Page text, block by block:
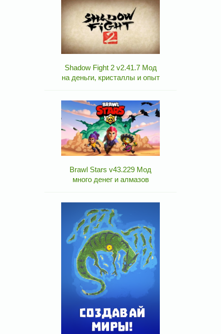
Shadow Fight 2 v2.41.7 Мод
на деньги, кристаллы и опыт
Brawl Stars v43.229 Мод
много денег и алмазов